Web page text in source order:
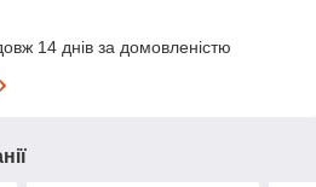
14 днів за домовленістю